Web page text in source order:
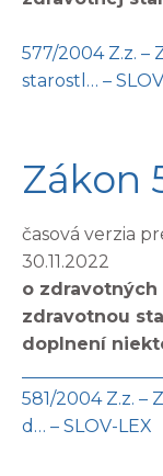
577/2004 Z.z. –
starostl… –
Zákon
časová verzia
30.11.2022
o
zdravotnou
doplnení
581/2004 Z.z. –
d… – SLOV-LEX